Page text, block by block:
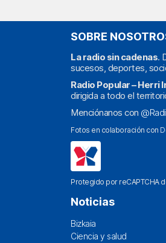
SOBRE
La radio sin cadenas.
sucesos, deportes,
Radio Popular – Herri
dirigida a todo el
Menciónanos con
Fotos en colaboración con
Protegido por reCAPTCHA
Noticias
Bizkaia
Ciencia y salud